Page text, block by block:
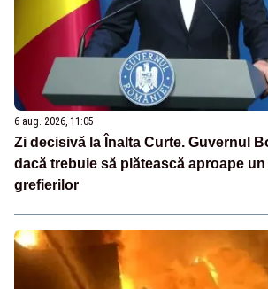
6 aug. 2026, 11:05
Zi decisivă la Înalta Curte. Guvernul
dacă trebuie să plătească aproape
grefierilor